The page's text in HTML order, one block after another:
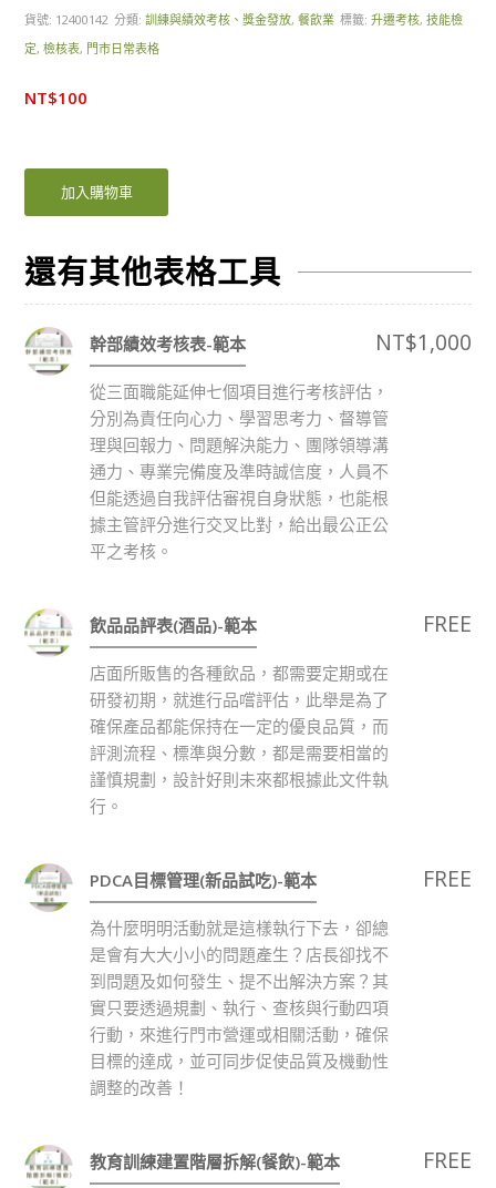
貨號: 12400142 分類:訓練與績效考核、獎金發放,餐飲業 標籤:升遷考核,技能檢
定,檢核表, 門市日常表格
NT$100
加入購物車
還有其他表格工具
幹部績效考核表-範本 NT$1,000
從三面職能延伸七個項目進行考核評估，
分別為責任向心力、學習思考力、督導管
理與回報力、問題解決能力、團隊領導溝
通力、專業完備度及準時誠信度，人員不
但能透過自我評估審視自身狀態，也能根
據主管評分進行交叉比對，給出最公正公
平之考核。
飲品品評表(酒品)-範本 FREE
店面所販售的各種飲品，都需要定期或在
研發初期，就進行品嚐評估，此舉是為了
確保產品都能保持在一定的優良品質，而
評測流程、標準與分數，都是需要相當的
謹慎規劃，設計好則未來都根據此文件執
行。
PDCA目標管理(新品試吃)-範本 FREE
為什麼明明活動就是這樣執行下去，卻總
是會有大大小小的問題產生？店長卻找不
到問題及如何發生、提不出解決方案？其
實只要透過規劃、執行、查核與行動四項
行動，來進行門市營運或相關活動，確保
目標的達成，並可同步促使品質及機動性
調整的改善！
教育訓練建置階層拆解(餐飲)-範本 FREE